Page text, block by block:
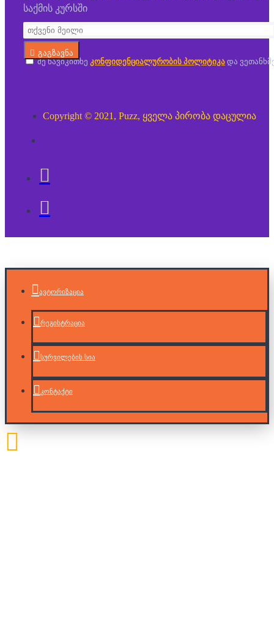
საქმის კურსში
გაგზავნა
მე წავიკითხე კონფიდენციალურობის პოლიტიკა და
Copyright © 2021, Puzz, ყველა პირობა დაცულია
ავტორიზაცია
რეგისტრაცია
სურვილების სია
კონტაქტი